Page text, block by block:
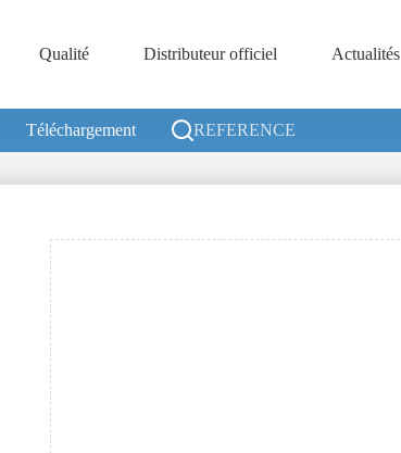
Qualité Distributeur officiel Actualités
Téléchargement REFERENCE